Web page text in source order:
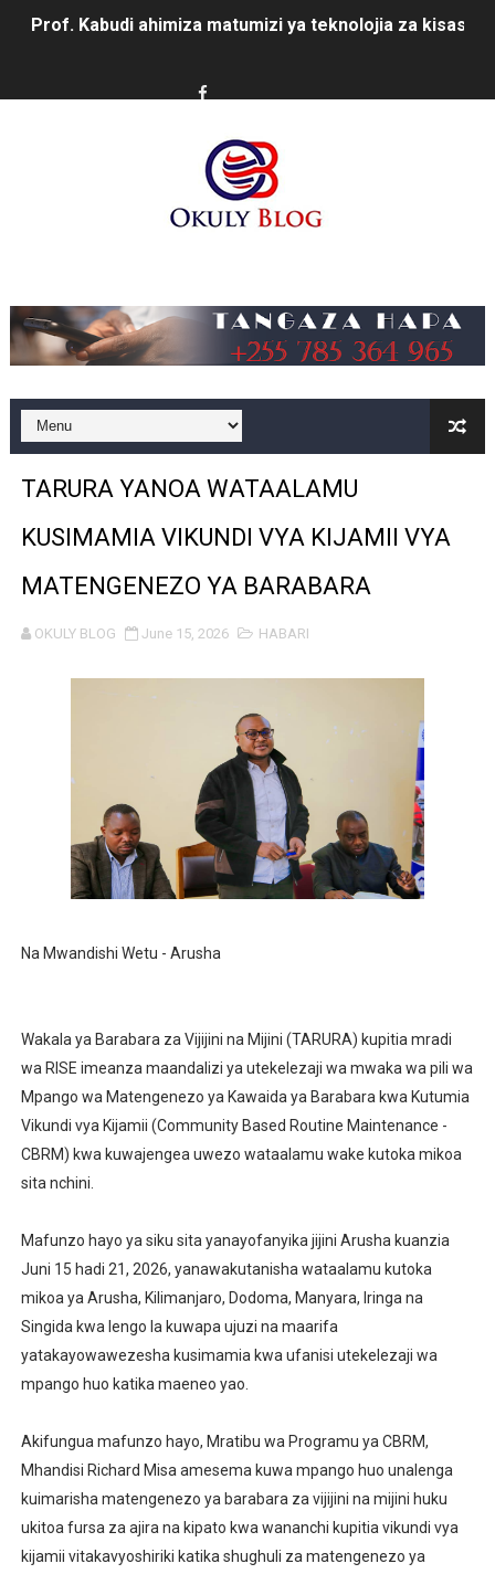
Prof. Kabudi ahimiza matumizi ya teknolojia za kisasa
WAZIRI SANGU AZITAKA PSSSF,NSSF,WCF NA OSHA
MTENDAJI MKUU WMA AHAMASISHA WANANCHI
RAIS SAMIA AIPONGEZA TADB KUWA MDHAMINI
REA YAPELEKA FURSA YA MKOPO NAFUU WA UJENZI
Msajili wa Hazina ateta na Rais wa Benki ya Biashara
WMA YAPONGEZWA KWA KUANZISHA KLABU ZA
TBS Yaendelea kutoa elimu ya uthibitishaji ubora wa
LONDO: KUONGEZA THAMANI YA MAZAO NDIO NJIA
WRRB YAJA NA UBUNIFU KWENYE ZAO LA PARACHICHI
HABARI ZILIZOPEWA UZITO WA JUU KATIKA
TPDC YARIDHISHWA NA MAENDELEO YA UJENZI WA
MRADI WA KITUO CHA KUONGEZA MSUKUMO WA
WACHIMBAJI WADOGO NAMUNGO WAOMBA
WIZARA YA MAWASILIANO YATAJA MAFANIKIO
TARURA YANOA WATAALAMU
KUSIMAMIA VIKUNDI VYA KIJAMII VYA
MATENGENEZO YA BARABARA
OKULY BLOG June 15, 2026 HABARI
‎Na Mwandishi Wetu - Arusha
‎Wakala ya Barabara za Vijijini na Mijini (TARURA) kupitia mradi
wa RISE imeanza maandalizi ya utekelezaji wa mwaka wa pili wa
Mpango wa Matengenezo ya Kawaida ya Barabara kwa Kutumia
Vikundi vya Kijamii (Community Based Routine Maintenance -
CBRM) kwa kuwajengea uwezo wataalamu wake kutoka mikoa
sita nchini.
‎Mafunzo hayo ya siku sita yanayofanyika jijini Arusha kuanzia
Juni 15 hadi 21, 2026, yanawakutanisha wataalamu kutoka
mikoa ya Arusha, Kilimanjaro, Dodoma, Manyara, Iringa na
Singida kwa lengo la kuwapa ujuzi na maarifa
yatakayowawezesha kusimamia kwa ufanisi utekelezaji wa
mpango huo katika maeneo yao.
‎Akifungua mafunzo hayo, Mratibu wa Programu ya CBRM,
Mhandisi Richard Misa amesema kuwa mpango huo unalenga
kuimarisha matengenezo ya barabara za vijijini na mijini huku
ukitoa fursa za ajira na kipato kwa wananchi kupitia vikundi vya
kijamii vitakavyoshiriki katika shughuli za matengenezo ya